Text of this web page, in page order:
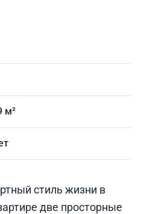
м²
стиль жизни в
две просторные